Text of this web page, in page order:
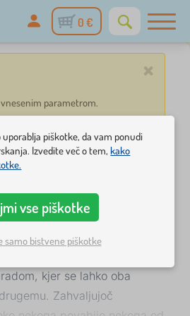
0 €
×
parametrom.
Nadstropne postelje s dodatno posteljo
prostora, lahko spanje
kjer se lahko oba
Zahvaljujoč
uporablja piškotke, da vam ponudi
Izvedite več o tem,kako
vse piškotke
samo bistvene piškotke